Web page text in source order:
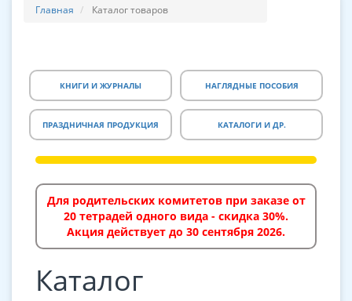
Главная Каталог товаров
КНИГИ И ЖУРНАЛЫ НАГЛЯДНЫЕ ПОСОБИЯ
ПРАЗДНИЧНАЯ ПРОДУКЦИЯ КАТАЛОГИ И ДР.
Для родительских комитетов при заказе от
20 тетрадей одного вида - скидка 30%.
Акция действует до 30 сентября 2026.
Каталог